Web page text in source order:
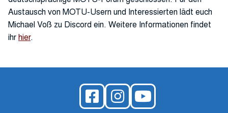
Austausch von MOTU-Usern und Interessierten lädt euch
Michael Voß zu Discord ein. Weitere Informationen findet
ihrhier.